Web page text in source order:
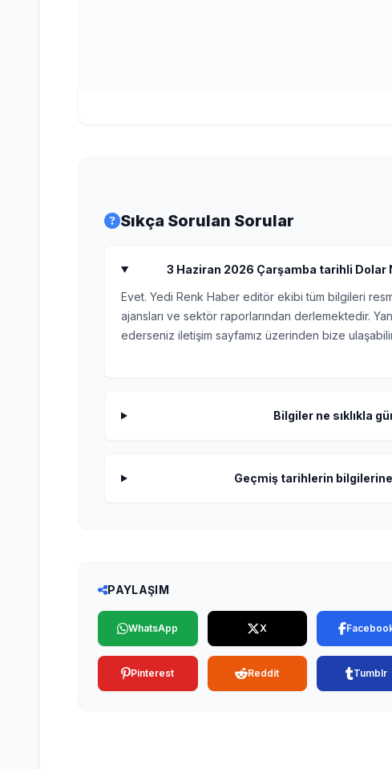
Sıkça Sorulan Sorular
3 Haziran 2026 Çarşamba tarihli Dolar
Evet. Yedi Renk Haber editör ekibi tüm bilgileri
ajansları ve sektör raporlarından derlemektedir.
ederseniz iletişim sayfamız üzerinden bize
Bilgiler ne sıklıkla
Geçmiş tarihlerin
PAYLAŞIM
WhatsApp X
Pinterest Reddit Tumblr